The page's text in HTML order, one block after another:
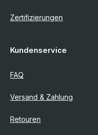
Zertifizierungen
Kundenservice
FAQ
Versand & Zahlung
Retouren